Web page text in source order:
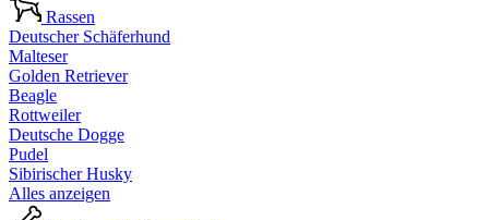
Rassen
Deutscher Schäferhund
Malteser
Golden Retriever
Beagle
Rottweiler
Deutsche Dogge
Pudel
Sibirischer Husky
Alles anzeigen